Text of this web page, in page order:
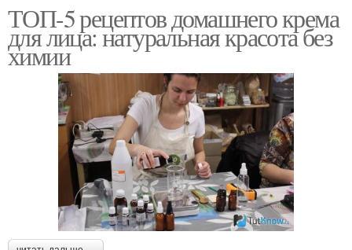
ТОП-5 рецептов домашнего крема
для лица: натуральная красота без
химии